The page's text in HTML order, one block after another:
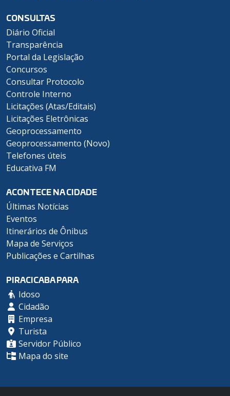
CONSULTAS
Diário Oficial
Transparência
Portal da Legislação
Concursos
Consultar Protocolo
Controle Interno
Licitações (Atas/Editais)
Licitações Eletrônicas
Geoprocessamento
Geoprocessamento (Novo)
Telefones úteis
Educativa FM
ACONTECE NA CIDADE
Últimas Notícias
Eventos
Itinerários de Ônibus
Mapa de Serviços
Publicações e Cartilhas
PIRACICABA PARA
Idoso
Cidadão
Empresa
Turista
Servidor Público
Mapa do site